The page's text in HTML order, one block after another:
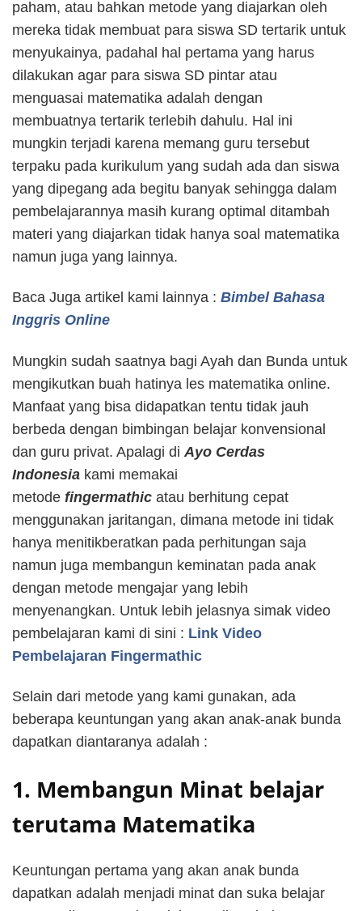
paham, atau bahkan metode yang diajarkan oleh
mereka tidak membuat para siswa SD tertarik untuk
menyukainya, padahal hal pertama yang harus
dilakukan agar para siswa SD pintar atau
menguasai matematika adalah dengan
membuatnya tertarik terlebih dahulu. Hal ini
mungkin terjadi karena memang guru tersebut
terpaku pada kurikulum yang sudah ada dan siswa
yang dipegang ada begitu banyak sehingga dalam
pembelajarannya masih kurang optimal ditambah
materi yang diajarkan tidak hanya soal matematika
namun juga yang lainnya.
Baca Juga artikel kami lainnya : Bimbel Bahasa
Inggris Online
Mungkin sudah saatnya bagi Ayah dan Bunda untuk
mengikutkan buah hatinya les matematika online.
Manfaat yang bisa didapatkan tentu tidak jauh
berbeda dengan bimbingan belajar konvensional
dan guru privat. Apalagi di Ayo Cerdas
Indonesia kami memakai
metode fingermathic atau berhitung cepat
menggunakan jaritangan, dimana metode ini tidak
hanya menitikberatkan pada perhitungan saja
namun juga membangun keminatan pada anak
dengan metode mengajar yang lebih
menyenangkan. Untuk lebih jelasnya simak video
pembelajaran kami di sini : Link Video
Pembelajaran Fingermathic
Selain dari metode yang kami gunakan, ada
beberapa keuntungan yang akan anak-anak bunda
dapatkan diantaranya adalah :
1. Membangun Minat belajar
terutama Matematika
Keuntungan pertama yang akan anak bunda
dapatkan adalah menjadi minat dan suka belajar